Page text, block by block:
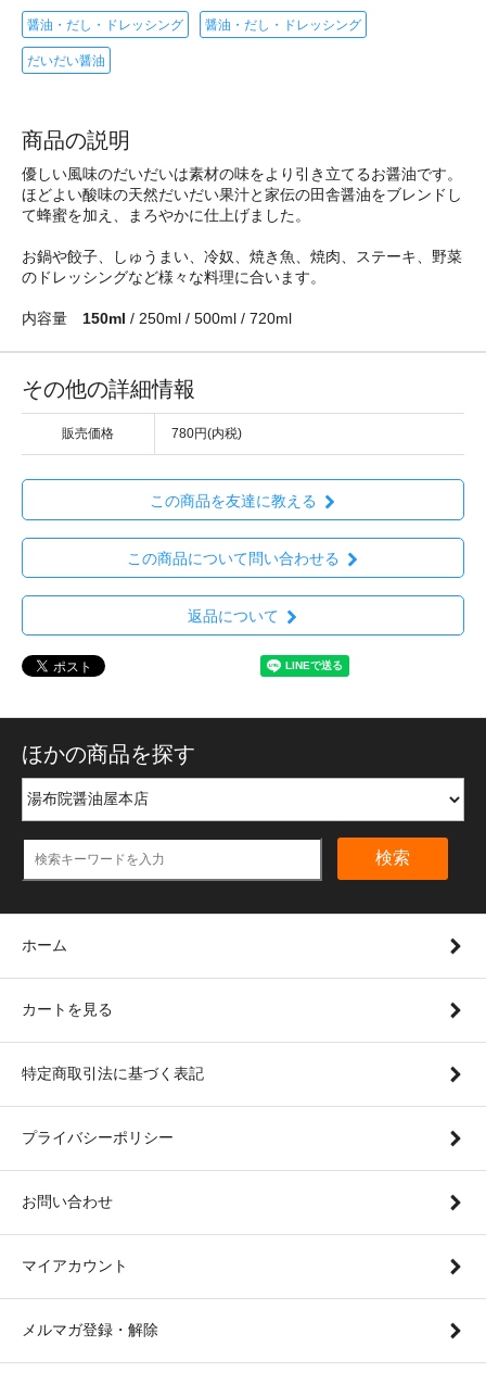
醤油・だし・ドレッシング 醤油・だし・ドレッシング
だいだい醤油
商品の説明
優しい風味のだいだいは素材の味をより引き立てるお醤油です。
ほどよい酸味の天然だいだい果汁と家伝の田舎醤油をブレンドし
て蜂蜜を加え、まろやかに仕上げました。
お鍋や餃子、しゅうまい、冷奴、焼き魚、焼肉、ステーキ、野菜
のドレッシングなど様々な料理に合います。
内容量 150ml / 250ml / 500ml / 720ml
その他の詳細情報
販売価格 780円(内税)
この商品を友達に教える
この商品について問い合わせる
返品について
ほかの商品を探す
検索
ホーム
カートを見る
特定商取引法に基づく表記
プライバシーポリシー
お問い合わせ
マイアカウント
メルマガ登録・解除